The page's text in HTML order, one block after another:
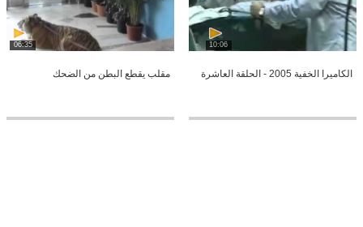
10:06
الكاميرا الخفية 2005 - الحلقة العاشرة
06:35
مقلب يقطع البطن من الضحك